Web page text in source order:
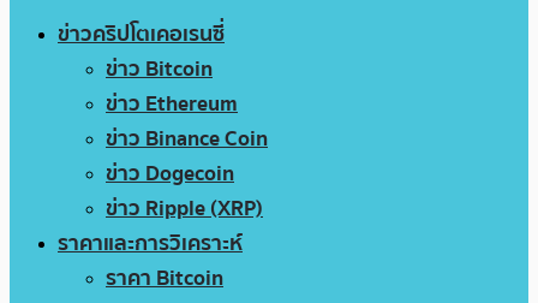
ข่าวคริปโตเคอเรนซี่
ข่าว Bitcoin
ข่าว Ethereum
ข่าว Binance Coin
ข่าว Dogecoin
ข่าว Ripple (XRP)
ราคาและการวิเคราะห์
ราคา Bitcoin